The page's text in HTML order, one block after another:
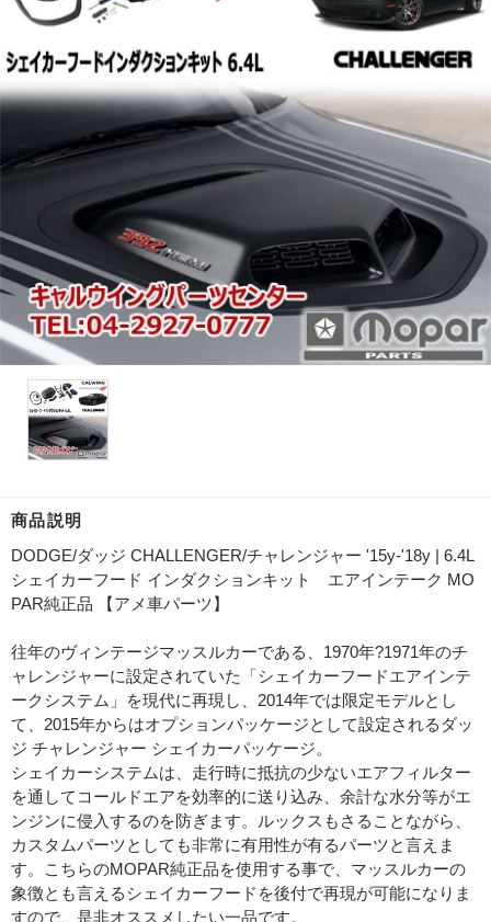
商品説明
DODGE/ダッジ CHALLENGER/チャレンジャー '15y-'18y | 6.4L
シェイカーフード インダクションキット エアインテーク MO
PAR純正品 【アメ車パーツ】
往年のヴィンテージマッスルカーである、1970年?1971年のチ
ャレンジャーに設定されていた「シェイカーフードエアインテ
ークシステム」を現代に再現し、2014年では限定モデルとし
て、2015年からはオプションパッケージとして設定されるダッ
ジ チャレンジャー シェイカーパッケージ。
シェイカーシステムは、走行時に抵抗の少ないエアフィルター
を通してコールドエアを効率的に送り込み、余計な水分等がエ
ンジンに侵入するのを防ぎます。ルックスもさることながら、
カスタムパーツとしても非常に有用性が有るパーツと言えま
す。こちらのMOPAR純正品を使用する事で、マッスルカーの
象徴とも言えるシェイカーフードを後付で再現が可能になりま
すので、是非オススメしたい一品です。